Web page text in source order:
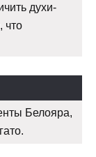
духи-
что
Белояра,